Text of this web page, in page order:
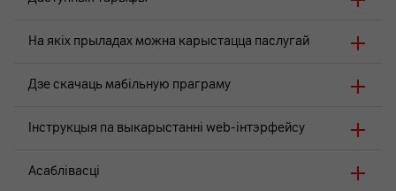
На якіх прыладах можна карыстацца паслугай
Дзе скачаць мабільную праграму
Інструкцыя па выкарыстанні web-інтэрфейсу
Асаблівасці